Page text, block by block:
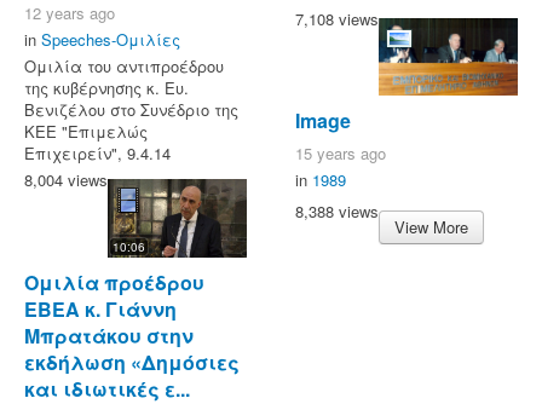
12 years ago
in Speeches-Ομιλίες
Ομιλία του αντιπροέδρου
της κυβέρνησης κ. Ευ.
Βενιζέλου στο Συνέδριο της
ΚΕΕ "Επιμελώς
Επιχειρείν", 9.4.14
8,004 views
10:06
Ομιλία προέδρου
ΕΒΕΑ κ. Γιάννη
Μπρατάκου στην
εκδήλωση «Δημόσιες
και ιδιωτικές ε...
7,108 views
Image
15 years ago
in 1989
8,388 views
View More